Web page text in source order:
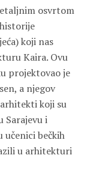
osvrtom
koji nas
Kaira. Ovu
projektovao je
a njegov
koji su
Sarajevu i
bečkih
u arhitekturi